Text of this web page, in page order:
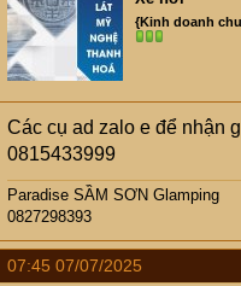
{Kinh doanh
Các cụ ad zalo e để nhận
0815433999
Paradise SẦM SƠN Glamping
0827298393
07:45 07/07/2025